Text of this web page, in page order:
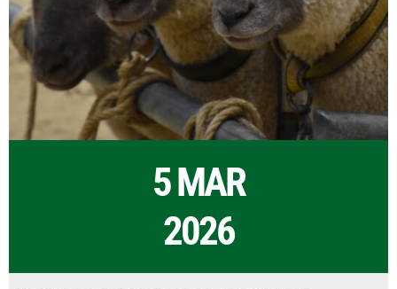
5 MAR
2026